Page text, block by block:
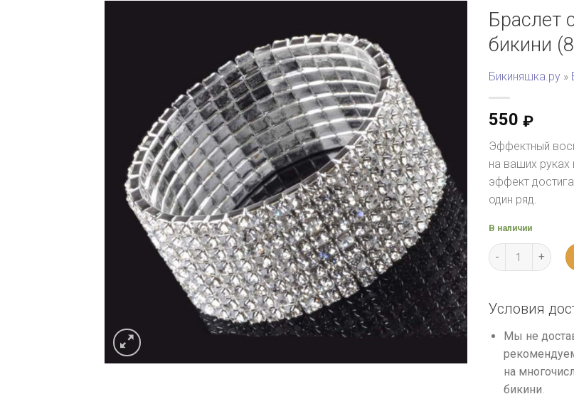
Браслет
бикини
Бикиняшка.ру »
550 ₽
Эффектный
на ваших
эффект
один ряд.
В наличии
Условия
Мы не
на
бикини.